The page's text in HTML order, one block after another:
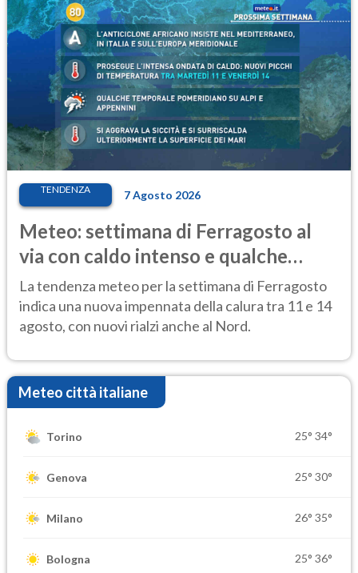
TENDENZA 7 Agosto 2026
Meteo: settimana di Ferragosto al
via con caldo intenso e qualche
temporale
La tendenza meteo per la settimana di Ferragosto
indica una nuova impennata della calura tra 11 e 14
agosto, con nuovi rialzi anche al Nord.
Meteo città italiane
Torino 25° 34°
Genova 25° 30°
Milano 26° 35°
Bologna 25° 36°